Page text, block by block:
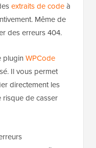
extraits de codeà
Même de
des erreurs 404.
plugin WPCode
Il vous permet
directement les
risque de casser